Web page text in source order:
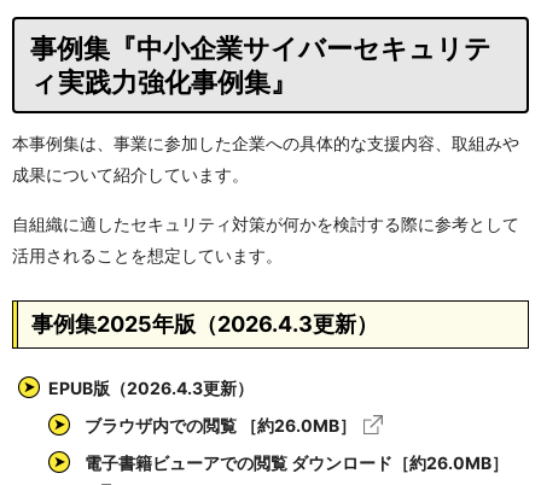
事例集『中小企業サイバーセキュリテ
ィ実践力強化事例集』
本事例集は、事業に参加した企業への具体的な支援内容、取組みや
成果について紹介しています。
自組織に適したセキュリティ対策が何かを検討する際に参考として
活用されることを想定しています。
事例集2025年版（2026.4.3更新）
EPUB版（2026.4.3更新）
ブラウザ内での閲覧 ［約26.0MB］
電子書籍ビューアでの閲覧 ダウンロード［約26.0MB］